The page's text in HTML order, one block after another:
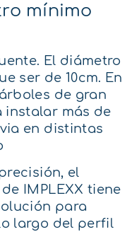
mínimo
El diámetro
ser de 10cm. En
de gran
instalar más de
en distintas
el
IMPLEXX tiene
para
largo del perfil